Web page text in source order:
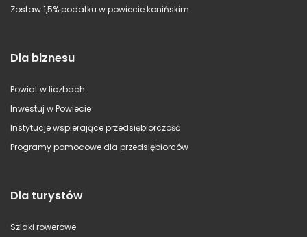
Zostaw 1,5% podatku w powiecie konińskim
Dla biznesu
Powiat w liczbach
Inwestuj w Powiecie
Instytucje wspierające przedsiębiorczość
Programy pomocowe dla przedsiębiorców
Dla turystów
Szlaki rowerowe